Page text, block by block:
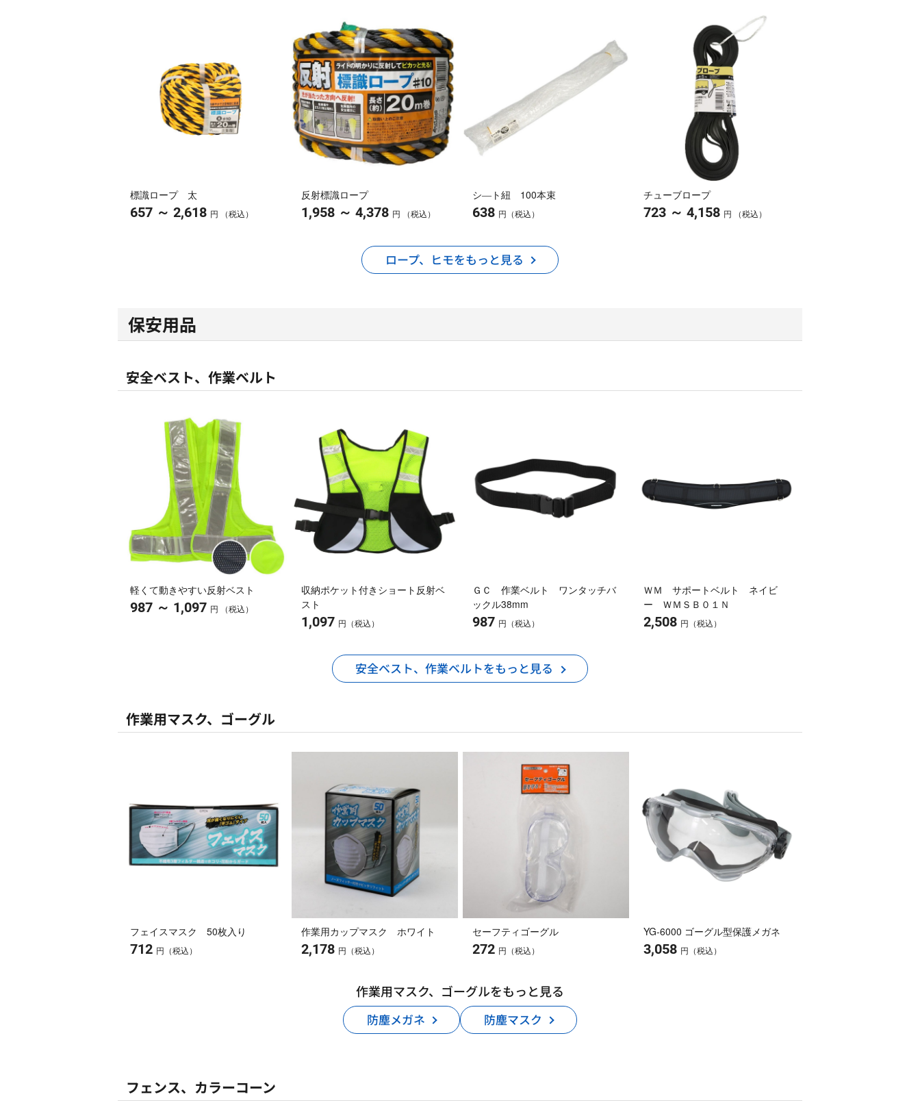
標識ロープ 太
657 ～ 2,618 円 （税込）
反射標識ロープ
1,958 ～ 4,378 円 （税込）
シ―ト紐 100本束
638 円（税込）
チューブロープ
723 ～ 4,158 円 （税込）
ロープ、ヒモをもっと見る
保安用品
安全ベスト、作業ベルト
軽くて動きやすい反射ベスト
987 ～ 1,097 円 （税込）
収納ポケット付きショート反射ベ
スト
1,097 円（税込）
ＧＣ 作業ベルト ワンタッチバ
ックル38mm
987 円（税込）
ＷＭ サポートベルト ネイビ
ー ＷＭＳＢ０１Ｎ
2,508 円（税込）
安全ベスト、作業ベルトをもっと見る
作業用マスク、ゴーグル
フェイスマスク 50枚入り
712 円（税込）
作業用カップマスク ホワイト
2,178 円（税込）
セーフティゴーグル
272 円（税込）
YG-6000 ゴーグル型保護メガネ
3,058 円（税込）
作業用マスク、ゴーグルをもっと見る
防塵メガネ 防塵マスク
フェンス、カラーコーン